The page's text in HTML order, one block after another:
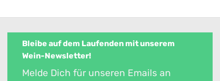
Bleibe auf dem Laufenden mit unserem
Wein-Newsletter!
Melde Dich für unseren Emails an